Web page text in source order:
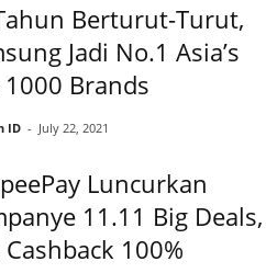
Berturut-Turut,
Jadi No.1 Asia’s
1000 Brands
ID - July 22, 2021
Luncurkan
11.11 Big Deals,
Cashback 100%